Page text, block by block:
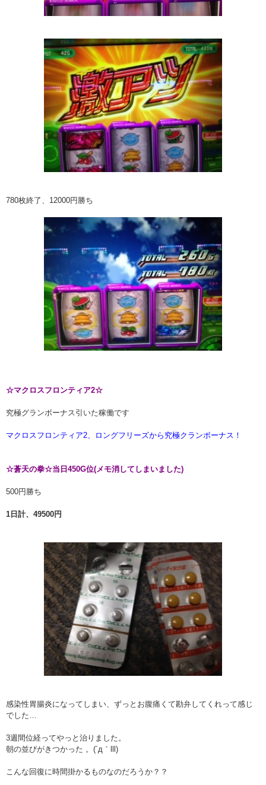
780枚終了、12000円勝ち
☆マクロスフロンティア2☆
究極グランボーナス引いた稼働です
マクロスフロンティア2、ロングフリーズから究極クランボーナス！
☆蒼天の拳☆当日450G位(メモ消してしまいました)
500円勝ち
1日計、49500円
感染性胃腸炎になってしまい、ずっとお腹痛くて勘弁してくれって感じ
でした…
3週間位経ってやっと治りました。
朝の並びがきつかった 。(´д｀lll)
こんな回復に時間掛かるものなのだろうか？？